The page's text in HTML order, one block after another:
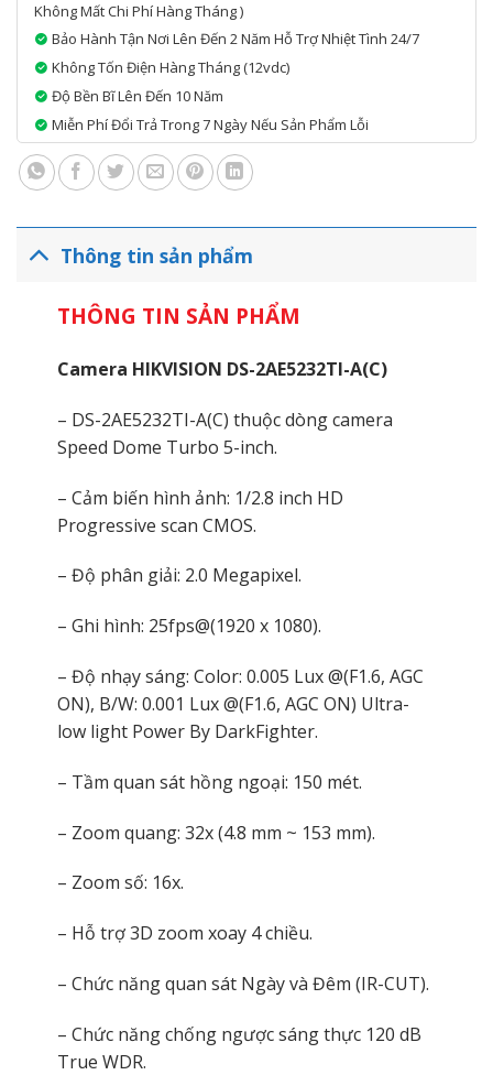
Không Mất Chi Phí Hàng Tháng )
Bảo Hành Tận Nơi Lên Đến 2 Năm Hỗ Trợ Nhiệt Tình 24/7
Không Tốn Điện Hàng Tháng (12vdc)
Độ Bền Bĩ Lên Đến 10 Năm
Miễn Phí Đổi Trả Trong 7 Ngày Nếu Sản Phẩm Lỗi
Thông tin sản phẩm
THÔNG TIN SẢN PHẨM
Camera HIKVISION DS-2AE5232TI-A(C)
– DS-2AE5232TI-A(C) thuộc dòng camera
Speed Dome Turbo 5-inch.
– Cảm biến hình ảnh: 1/2.8 inch HD
Progressive scan CMOS.
– Độ phân giải: 2.0 Megapixel.
– Ghi hình: 25fps@(1920 x 1080).
– Độ nhạy sáng: Color: 0.005 Lux @(F1.6, AGC
ON), B/W: 0.001 Lux @(F1.6, AGC ON) Ultra-
low light Power By DarkFighter.
– Tầm quan sát hồng ngoại: 150 mét.
– Zoom quang: 32x (4.8 mm ~ 153 mm).
– Zoom số: 16x.
– Hỗ trợ 3D zoom xoay 4 chiều.
– Chức năng quan sát Ngày và Đêm (IR-CUT).
– Chức năng chống ngược sáng thực 120 dB
True WDR.